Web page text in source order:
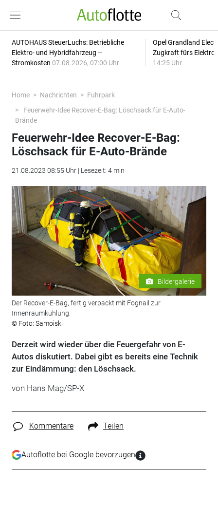
AUTOHAUS SteuerLuchs: Betriebliche
Elektro- und Hybridfahrzeug –
Stromkosten 07.08.2026, 07:00 Uhr
Opel Grandland
Zugkraft fürs
14:25 Uhr
Home Nachrichten
Fuhrpark
Feuerwehr-Idee Recover-E-Bag: Löschsack für E-Auto-
Brände
Feuerwehr-Idee Recover-E-Bag:
Löschsack für E-Auto-Brände
21.08.2023 08:55 Uhr | Lesezeit: 4 min
Bildergalerie
Der Recover-E-Bag, fertig verpackt mit Fognail zur
Innenraumkühlung.
© Foto: Samoiski
Derzeit wird wieder über die Feuergefahr von E-
Autos diskutiert. Dabei gibt es bereits eine Technik
zur Eindämmung: den Löschsack.
von Hans Mag/SP-X
Kommentare Teilen
Autoflotte bei Google bevorzugen